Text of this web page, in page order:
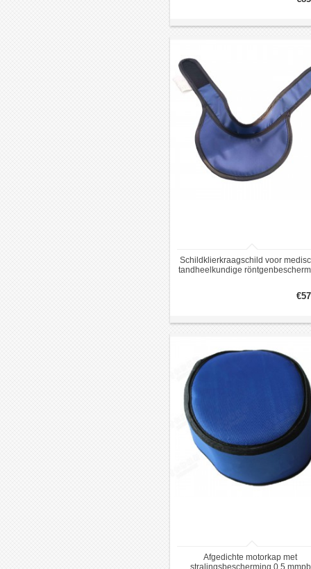
Schildklierkraagschild voor
tandheelkundige
Afgedichte motorkap met
stralingsbescherming 0,5 mmpb